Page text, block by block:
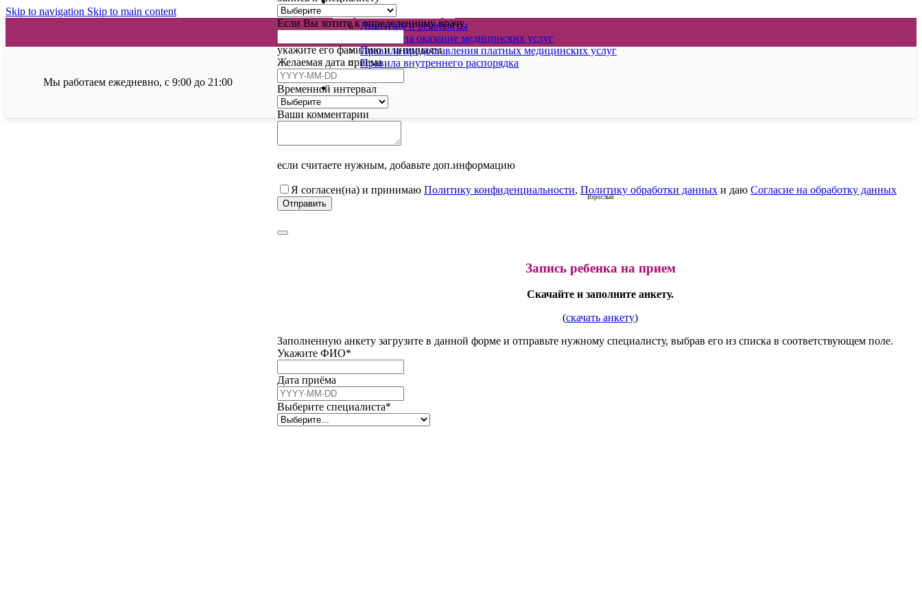
Skip to navigation Skip to main content
ОФИЦИАЛЬНАЯ ИНФОРМАЦИЯ
Лицензия и реквизиты
Договор на оказание медицинских услуг
Правила предоставления платных медицинских услуг
Правила внутреннего распорядка
КАЛЬКУЛЯТОРЫ И ЧЕК-ЛИСТЫ
ДОКУМЕНТАЦИЯ
Мы работаем ежедневно, с 9:00 до 21:00
Если Вы хотите к определенному врачу
укажите его фамилию и инициалы
Желаемая дата приема
Временной интервал
Ваши комментарии
если считаете нужным, добавьте доп.информацию
Я согласен(на) и принимаю Политику конфиденциальности, Политику обработки данных и даю Согласие на обработку данных
Отправить
Взрослый
Запись ребенка на прием
Скачайте и заполните анкету.
(скачать анкету)
Заполненную анкету загрузите в данной форме и отправьте нужному специалисту, выбрав его из списка в соответствующем поле.
Укажите ФИО*
Дата приёма
Business
Email*
Выберите специалиста*